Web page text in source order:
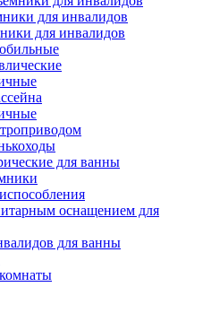
для инвалидов
для инвалидов
для ванны
оснащением для
для ванны